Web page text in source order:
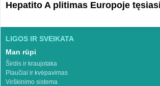
Hepatito A plitimas Europoje tęsiasi
LIGOS IR SVEIKATA
Man rūpi
Širdis ir kraujotaka
Plaučiai ir kvėpavimas
Virškinimo sistema